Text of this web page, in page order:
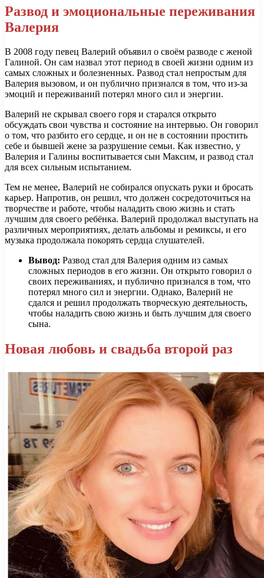
Развод и эмоциональные переживания
Валерия
В 2008 году певец Валерий объявил о своём разводе с женой
Галиной. Он сам назвал этот период в своей жизни одним из
самых сложных и болезненных. Развод стал непростым для
Валерия вызовом, и он публично признался в том, что из-за
эмоций и переживаний потерял много сил и энергии.
Валерий не скрывал своего горя и старался открыто
обсуждать свои чувства и состояние на интервью. Он говорил
о том, что разбито его сердце, и он не в состоянии простить
себе и бывшей жене за разрушение семьи. Как известно, у
Валерия и Галины воспитывается сын Максим, и развод стал
для всех сильным испытанием.
Тем не менее, Валерий не собирался опускать руки и бросать
карьер. Напротив, он решил, что должен сосредоточиться на
творчестве и работе, чтобы наладить свою жизнь и стать
лучшим для своего ребёнка. Валерий продолжал выступать на
различных мероприятиях, делать альбомы и ремиксы, и его
музыка продолжала покорять сердца слушателей.
Вывод: Развод стал для Валерия одним из самых
сложных периодов в его жизни. Он открыто говорил о
своих переживаниях, и публично признался в том, что
потерял много сил и энергии. Однако, Валерий не
сдался и решил продолжать творческую деятельность,
чтобы наладить свою жизнь и быть лучшим для своего
сына.
Новая любовь и свадьба второй раз